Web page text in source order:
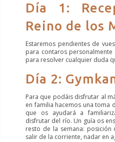
Día 1:
Reino de los
Estaremos pendientes de
para contaros
para resolver cualquier duda
Día 2:
Para que podáis disfrutar al
en familia hacemos una toma
que os ayudará a
disfrutar del río. Un guía os
resto de la semana:
salir de la corriente, nadar en